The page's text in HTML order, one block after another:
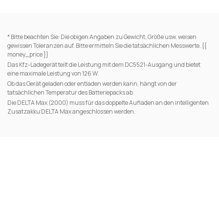
* Bitte beachten Sie: Die obigen Angaben zu Gewicht, Größe usw. weisen
gewissen Toleranzen auf. Bitte ermitteln Sie die tatsächlichen Messwerte. {{
money_price }}
Das Kfz-Ladegerät teilt die Leistung mit dem DC5521-Ausgang und bietet
eine maximale Leistung von 126 W.
Ob das Gerät geladen oder entladen werden kann, hängt von der
tatsächlichen Temperatur des Batteriepacks ab
Die DELTA Max (2000) muss für das doppelte Aufladen an den intelligenten
Zusatzakku DELTA Max angeschlossen werden.